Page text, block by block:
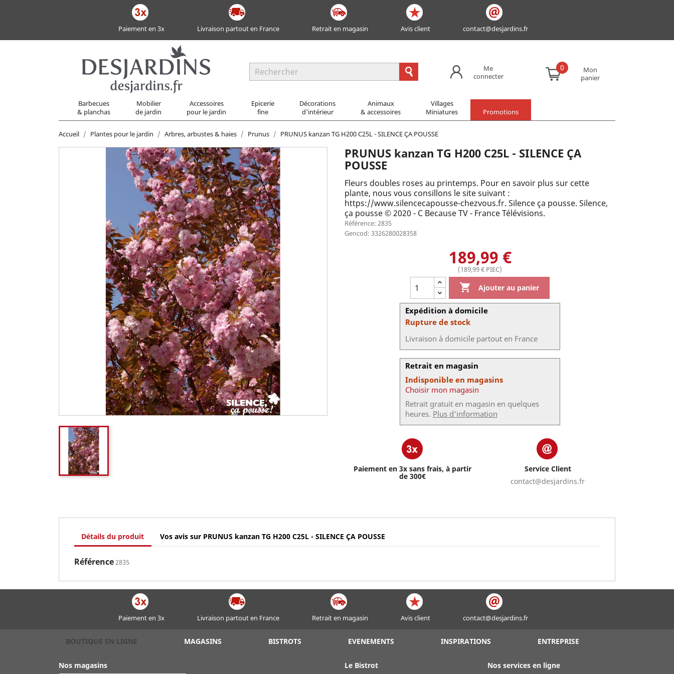
Paiement en 3x Livraison partout en France Retrait en magasin Avis client contact@desjardins.fr
Me
connecter
0
Mon
panier
Barbecues
& planchas
Mobilier
de jardin
Accessoires
pour le jardin
Epicerie
fine
Décorations
d'intérieur
Animaux
& accessoires
Villages
Miniatures
Promotions
Accueil Plantes pour le jardin Arbres, arbustes & haies Prunus PRUNUS kanzan TG H200 C25L - SILENCE ÇA POUSSE
PRUNUS kanzan TG H200 C25L - SILENCE ÇA
POUSSE
Fleurs doubles roses au printemps. Pour en savoir plus sur cette
plante, nous vous consillons le site suivant :
https://www.silencecapousse-chezvous.fr. Silence ça pousse. Silence,
ça pousse © 2020 - C Because TV - France Télévisions.
Référence: 2835
Gencod: 3326280028358
189,99 €
(189,99 € PIEC)
 Ajouter au panier
Expédition à domicile
Rupture de stock
Livraison à domicile partout en France
Retrait en magasin
Indisponible en magasins
Choisir mon magasin
Retrait gratuit en magasin en quelques
heures. Plus d'information
Paiement en 3x sans frais, à partir
de 300€
Service Client
contact@desjardins.fr
Détails du produit Vos avis sur PRUNUS kanzan TG H200 C25L - SILENCE ÇA POUSSE
Référence2835
Paiement en 3x Livraison partout en France Retrait en magasin Avis client contact@desjardins.fr
BOUTIQUE EN LIGNE MAGASINS BISTROTS EVENEMENTS INSPIRATIONS ENTREPRISE
Nos magasins
Le Bistrot
Nos services en ligne